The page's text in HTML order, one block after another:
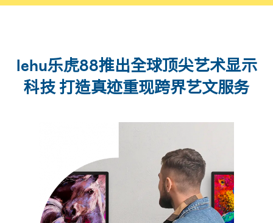
lehu乐虎88推出全球顶尖艺术显示
科技 打造真迹重现跨界艺文服务